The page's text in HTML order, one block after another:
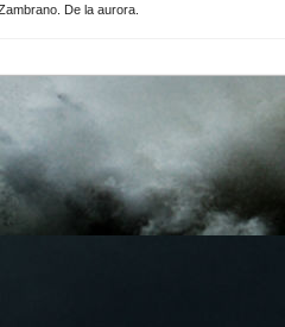
De la aurora.